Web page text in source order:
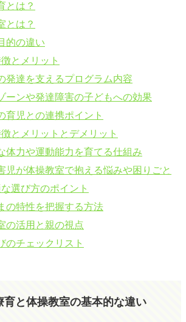
とは？
とは？
的の違い
とメリット
発達を支えるプログラム内容
ーンや発達障害の子どもへの効果
育児との連携ポイント
とメリットとデメリット
体力や運動能力を育てる仕組み
児が体操教室で抱える悩みや困りごと
選び方のポイント
の特性を把握する方法
の活用と親の視点
のチェックリスト
育と体操教室の基本的な違い